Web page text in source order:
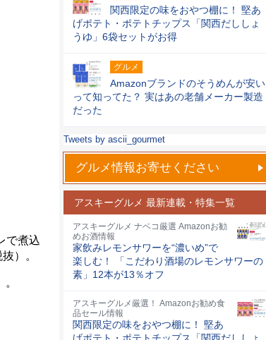
で煮込
）。
関西限定の味をおやつ棚に！ 堅あ
げポテト・ポテトチップス「関西だししょ
うゆ」6袋セットがお得
グルメ
Amazonブランドのそうめんが安い
って知ってた？ 実はあの老舗メーカー製造
だった
Tweets by ascii_gourmet
グルメ情報お寄せください
アスキーグルメ 最新連載・特集一覧
アスキーグルメ ナベコ厳選 Amazonお勧
めお酒情報
家飲みレモンサワーを“濃いめ”で
楽しむ！ 「こだわり酒場のレモンサワーの
素」12本が13％オフ
アスキーグルメ厳選！ Amazonお勧め食
品セール情報
関西限定の味をおやつ棚に！ 堅あ
げポテト・ポテトチップス「関西だししょ